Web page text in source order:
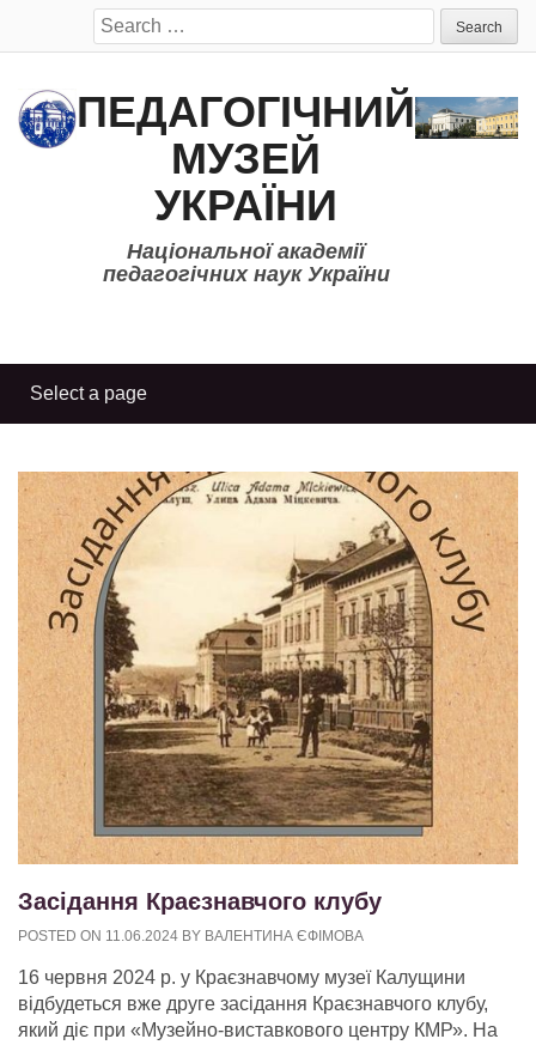
Search
for:
ПЕДАГОГІЧНИЙ
МУЗЕЙ
УКРАЇНИ
Національної академії
педагогічних наук України
Засідання Краєзнавчого клубу
POSTED ON 11.06.2024 BY ВАЛЕНТИНА ЄФІМОВА
16 червня 2024 р. у Краєзнавчому музеї Калущини
відбудеться вже друге засідання Краєзнавчого клубу,
який діє при «Музейно-виставкового центру КМР». На